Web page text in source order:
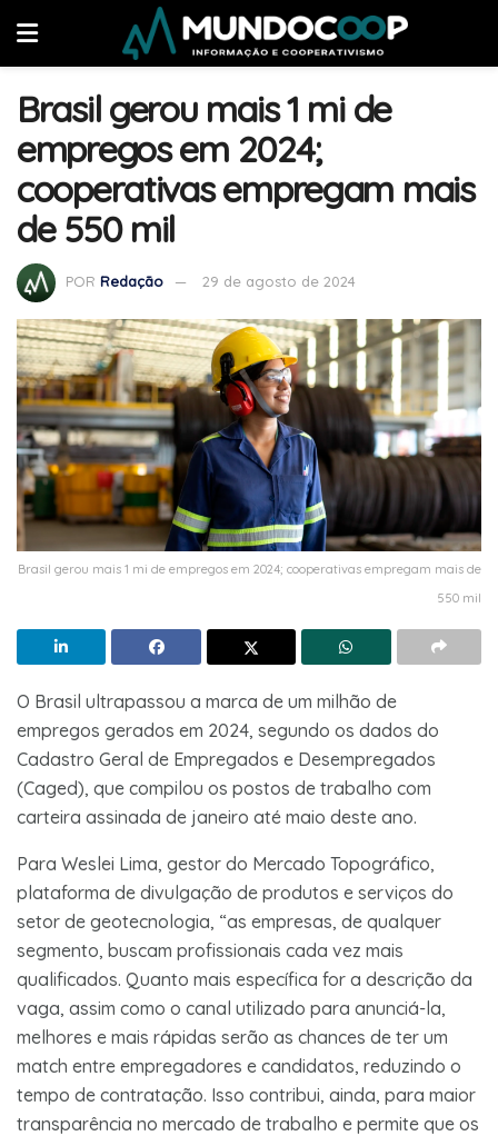
Brasil gerou mais 1 mi de
empregos em 2024;
cooperativas empregam mais
de 550 mil
POR Redação 29 de agosto de 2024
Brasil gerou mais 1 mi de empregos em 2024; cooperativas empregam mais de
550 mil
O Brasil ultrapassou a marca de um milhão de
empregos gerados em 2024, segundo os dados do
Cadastro Geral de Empregados e Desempregados
(Caged), que compilou os postos de trabalho com
carteira assinada de janeiro até maio deste ano.
Para Weslei Lima, gestor do Mercado Topográfico,
plataforma de divulgação de produtos e serviços do
setor de geotecnologia, “as empresas, de qualquer
segmento, buscam profissionais cada vez mais
qualificados. Quanto mais específica for a descrição da
vaga, assim como o canal utilizado para anunciá-la,
melhores e mais rápidas serão as chances de ter um
match entre empregadores e candidatos, reduzindo o
tempo de contratação. Isso contribui, ainda, para maior
transparência no mercado de trabalho e permite que os